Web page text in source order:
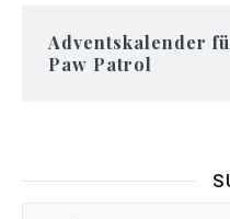
Adventskalender
Paw Patrol